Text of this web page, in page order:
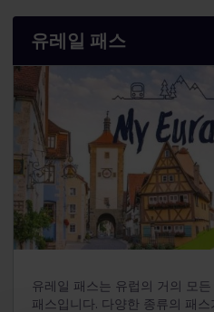
유레일 패스
유레일 패스는 유럽의 거의 모
패스입니다. 다양한 종류의 패